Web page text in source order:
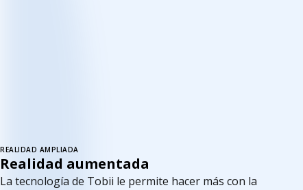
REALIDAD AMPLIADA
Realidad aumentada
La tecnología de Tobii le permite hacer más con la